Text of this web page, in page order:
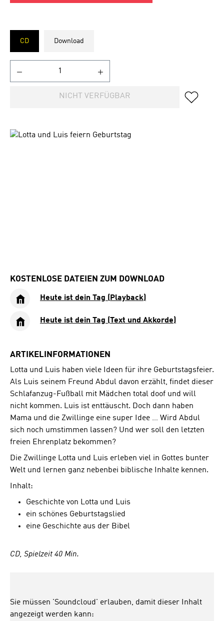
CD Download
NICHT VERFÜGBAR
Bildergalerie überspringen
KOSTENLOSE DATEIEN ZUM DOWNLOAD
Heute ist dein Tag (Playback)
Heute ist dein Tag (Text und Akkorde)
ARTIKELINFORMATIONEN
Lotta und Luis haben viele Ideen für ihre Geburtstagsfeier.
Als Luis seinem Freund Abdul davon erzählt, findet dieser
Schlafanzug-Fußball mit Mädchen total doof und will
nicht kommen. Luis ist enttäuscht. Doch dann haben
Mama und die Zwillinge eine super Idee … Wird Abdul
sich noch umstimmen lassen? Und wer soll den letzten
freien Ehrenplatz bekommen?
Die Zwillinge Lotta und Luis erleben viel in Gottes bunter
Welt und lernen ganz nebenbei biblische Inhalte kennen.
Inhalt:
Geschichte von Lotta und Luis
ein schönes Geburtstagslied
eine Geschichte aus der Bibel
CD, Spielzeit 40 Min.
Sie müssen 'Soundcloud' erlauben, damit dieser Inhalt
angezeigt werden kann: